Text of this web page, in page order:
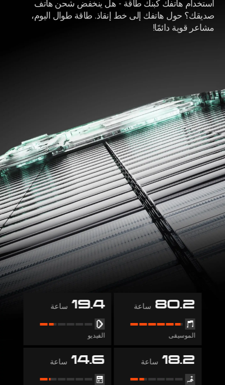
استخدام هاتفك كبنك طاقة - هل ينخفض شحن هاتف
صديقك؟ حول هاتفك إلى خط إنقاذ. طاقة طوال اليوم،
مشاعر قوية دائمًا!
80.2 ساعة
الموسيقى
19.4 ساعة
الفيديو
18.2 ساعة 14.6 ساعة